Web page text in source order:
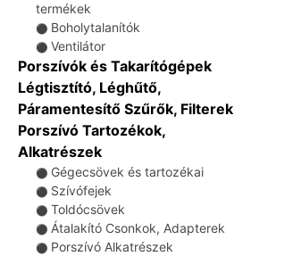
termékek
⚫ Boholytalanítók
⚫ Ventilátor
Porszívók és Takarítógépek
Légtisztító, Léghűtő,
Páramentesítő Szűrők, Filterek
Porszívó Tartozékok,
Alkatrészek
⚫ Gégecsövek és tartozékai
⚫ Szívófejek
⚫ Toldócsövek
⚫ Átalakító Csonkok, Adapterek
⚫ Porszívó Alkatrészek